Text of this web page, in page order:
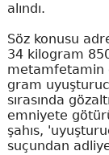
alındı.
Söz konusu
34 kilogram
metamfetamin
gram
sırasında
emniyete
şahıs,
suçundan